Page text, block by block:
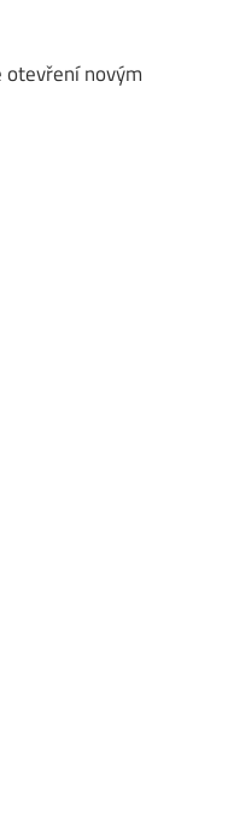
otevření novým